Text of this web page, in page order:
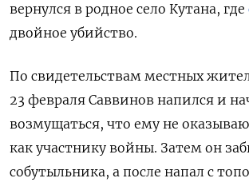
вернулся в родное село Кутана, где
двойное убийство.
По свидетельствам местных
23 февраля Саввинов напился и
возмущаться, что ему не
как участнику войны. Затем он
собутыльника, а после напал с